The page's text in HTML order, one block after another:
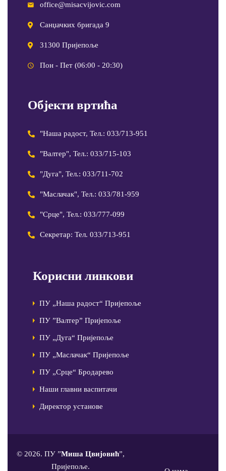
office@misacvijovic.com
Санџачких бригада 9
31300 Пријепоље
Пон - Пет (06:00 - 20:30)
Објекти вртића
"Наша радост, Тел.: 033/713-951
"Валтер", Тел.: 033/715-103
"Дуга", Тел.: 033/711-702
"Маслачак", Тел.: 033/781-959
"Срце", Тел.: 033/777-099
Секретар: Тел. 033/713-951
Корисни линкови
ПУ „Наша радост“ Пријепоље
ПУ ”Валтер” Пријепоље
ПУ „Дуга“ Пријепоље
ПУ „Маслачак“ Пријепоље
ПУ „Срце“ Бродарево
Наши главни васпитачи
Директор установе
© 2026. ПУ ”Миша Цвијовић”,
Пријепоље.